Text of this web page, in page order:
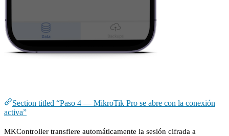
Section titled “Paso 4 — MikroTik Pro se abre con la conexión
activa”
MKController transfiere automáticamente la sesión cifrada a